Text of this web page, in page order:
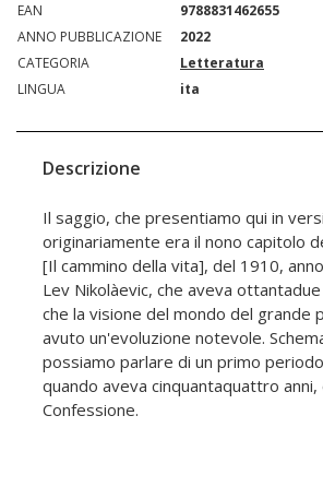
EAN
9788831462655
ANNO PUBBLICAZIONE
2022
CATEGORIA
Letteratura
LINGUA
ita
Descrizione
Il saggio, che presentiamo qui in
originariamente era il nono capitolo
[Il cammino della vita], del 1910,
Lev Nikolàevic, che aveva ottantadue
che la visione del mondo del grande
avuto un'evoluzione notevole.
possiamo parlare di un primo
quando aveva cinquantaquattro
Confessione.